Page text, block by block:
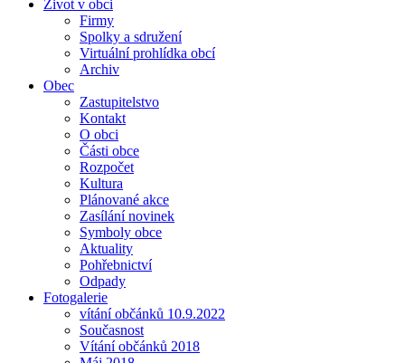
Život v obci
Firmy
Spolky a sdružení
Virtuální prohlídka obcí
Archiv
Obec
Zastupitelstvo
Kontakt
O obci
Části obce
Rozpočet
Kultura
Plánované akce
Zasílání novinek
Symboly obce
Aktuality
Pohřebnictví
Odpady
Fotogalerie
vítání občánků 10.9.2022
Současnost
Vítání občánků 2018